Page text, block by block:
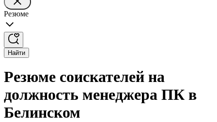
Резюме
Найти
Резюме соискателей на
должность менеджера ПК в
Белинском